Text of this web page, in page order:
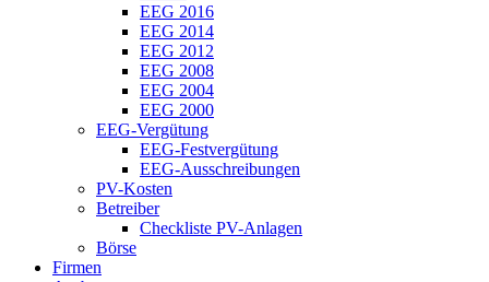
EEG 2016
EEG 2014
EEG 2012
EEG 2008
EEG 2004
EEG 2000
EEG-Vergütung
EEG-Festvergütung
EEG-Ausschreibungen
PV-Kosten
Betreiber
Checkliste PV-Anlagen
Börse
Firmen